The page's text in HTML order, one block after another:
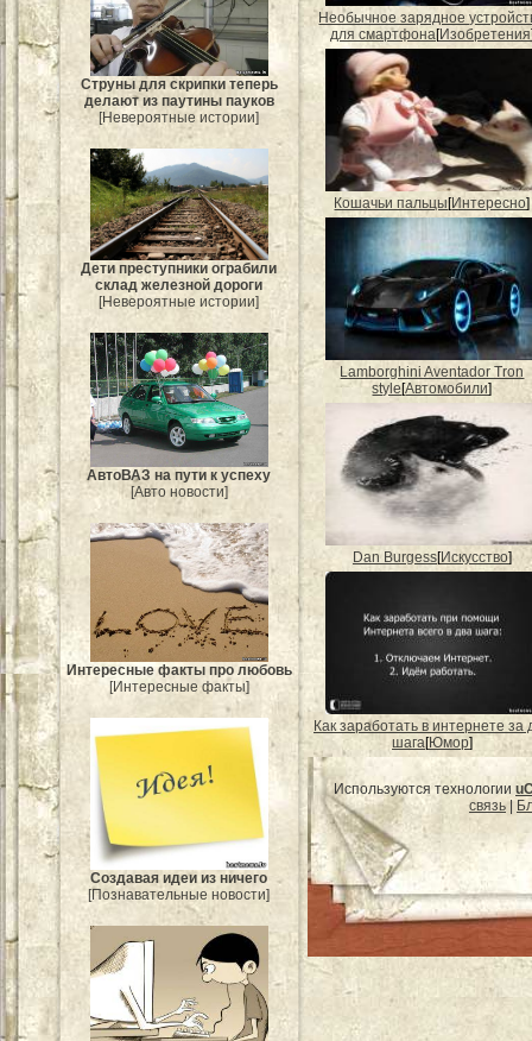
Струны для скрипки теперь
делают из паутины пауков
[Невероятные истории]
Дети преступники ограбили
склад железной дороги
[Невероятные истории]
АвтоВАЗ на пути к успеху
[Авто новости]
Интересные факты про любовь
[Интересные факты]
Создавая идеи из ничего
[Познавательные новости]
Необычное зарядное
для смартфона[Изобретения
Кошачьи пальцы[Интересно]
Lamborghini Aventador Tron
style[Автомобили]
Dan Burgess[Искусство]
Как заработать в интернете за
шага[Юмор]
Используются технологии
связь